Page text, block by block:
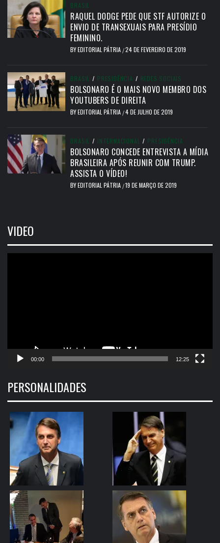
BRASIL
RAQUEL DODGE PEDE QUE STF AUTORIZE O
ENVIO DE TRANSEXUAIS PARA PRESÍDIO
FEMININO.
BYEDITORIAL PÁTRIA /24 DE FEVEREIRO DE 2019
BRASIL / PRESIDÊNCIA / REDES SOCIAIS
BOLSONARO É O MAIS NOVO MEMBRO DOS
YOUTUBERS DE DIREITA
BYEDITORIAL PÁTRIA /4 DE JULHO DE 2019
BRASIL / INTERNACIONAL / PRESIDÊNCIA
BOLSONARO CONCEDE ENTREVISTA A MÍDIA
BRASILEIRA APÓS REUNIR COM TRUMP.
ASSISTA O VÍDEO!
BYEDITORIAL PÁTRIA /19 DE MARÇO DE 2019
VIDEO
00:00 12:25
PERSONALIDADES